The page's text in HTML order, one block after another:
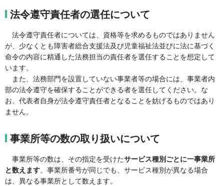
法令遵守責任者の選任について
法令遵守責任者については、資格等を求めるものではありません
が、少なくとも障害者総合支援法及び児童福祉法並びに法に基づく
命令の内容に精通した法務担当の責任者を選任することを想定して
います。
また、法務部門を設置していない事業者等の場合には、事業者内
部の法令遵守を確保することができる者を選任してください。な
お、代表者自身が法令遵守責任者となることを妨げるものではあり
ません。
事業所等の数の取り扱いについて
事業所等の数は、その指定を受けたサービス種別ごとに一事業所
と数えます。事業所番号が同じでも、サービス種別が異なる場合
は、異なる事業所として数えます。